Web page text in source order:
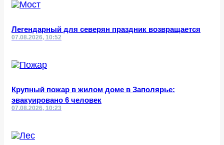
Легендарный для северян праздник возвращается
07.08.2026, 10:52
Крупный пожар в жилом доме в Заполярье:
эвакуировано 6 человек
07.08.2026, 10:23